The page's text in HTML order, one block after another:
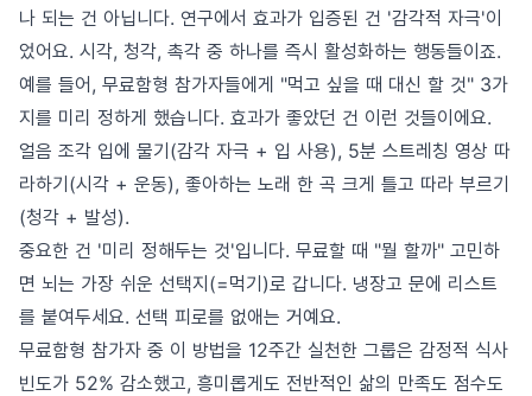
나 되는 건 아닙니다. 연구에서 효과가 입증된 건 '감각적 자극'이
었어요. 시각, 청각, 촉각 중 하나를 즉시 활성화하는 행동들이죠.
예를 들어, 무료함형 참가자들에게 "먹고 싶을 때 대신 할 것" 3가
지를 미리 정하게 했습니다. 효과가 좋았던 건 이런 것들이에요.
얼음 조각 입에 물기(감각 자극 + 입 사용), 5분 스트레칭 영상 따
라하기(시각 + 운동), 좋아하는 노래 한 곡 크게 틀고 따라 부르기
(청각 + 발성).
중요한 건 '미리 정해두는 것'입니다. 무료할 때 "뭘 할까" 고민하
면 뇌는 가장 쉬운 선택지(=먹기)로 갑니다. 냉장고 문에 리스트
를 붙여두세요. 선택 피로를 없애는 거예요.
무료함형 참가자 중 이 방법을 12주간 실천한 그룹은 감정적 식사
빈도가 52% 감소했고, 흥미롭게도 전반적인 삶의 만족도 점수도